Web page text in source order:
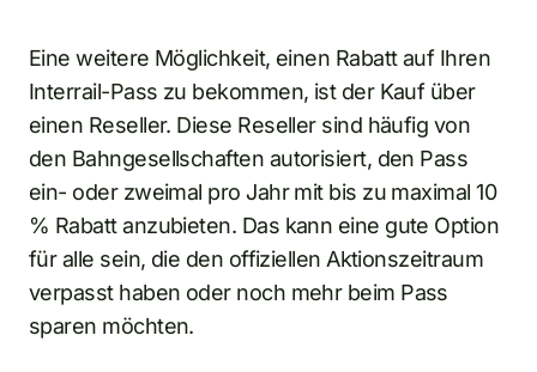
Eine weitere Möglichkeit, einen Rabatt auf Ihren
Interrail-Pass zu bekommen, ist der Kauf über
einen Reseller. Diese Reseller sind häufig von
den Bahngesellschaften autorisiert, den Pass
ein- oder zweimal pro Jahr mit bis zu maximal 10
% Rabatt anzubieten. Das kann eine gute Option
für alle sein, die den offiziellen Aktionszeitraum
verpasst haben oder noch mehr beim Pass
sparen möchten.